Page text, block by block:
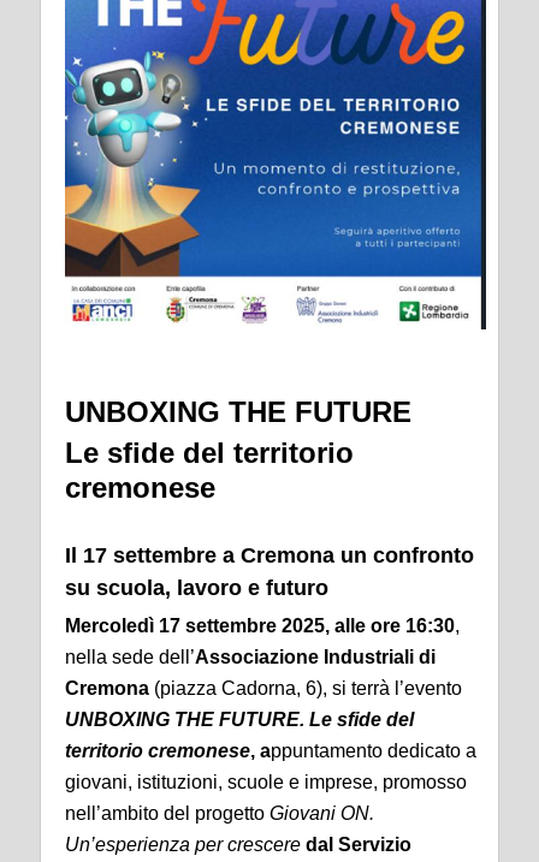
UNBOXING THE FUTURE
Le sfide del territorio
cremonese
Il 17 settembre a Cremona un confronto
su scuola, lavoro e futuro
Mercoledì 17 settembre 2025, alle ore 16:30,
nella sede dell’Associazione Industriali di
Cremona (piazza Cadorna, 6), si terrà l’evento
UNBOXING THE FUTURE. Le sfide del
territorio cremonese, appuntamento dedicato a
giovani, istituzioni, scuole e imprese, promosso
nell’ambito del progetto Giovani ON.
Un’esperienza per crescere dal Servizio